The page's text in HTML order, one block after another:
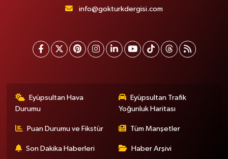
info@gokturkdergisi.com
Eyüpsultan Hava
Durumu
Eyüpsultan Trafik
Yoğunluk Haritası
Puan Durumu ve Fikstür Tüm Manşetler
Son Dakika Haberleri Haber Arşivi